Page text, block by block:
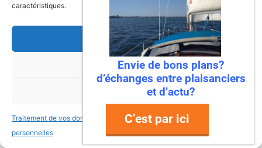
caractéristiques.
Accepter
Refuser
Voir les préférences
Traitement de vos données
personnelles
Traitement de vos données
personnelles
17 novembre 2023 à 19 h 11 min
Bonjour, j’ai bien connu ces deux
voiliers. Deux très bons bateaux, et
surtout bien construits. L’accastillage
Envie de bons plans?
d’échanges entre plaisanciers
et d’actu?
C’est par ici